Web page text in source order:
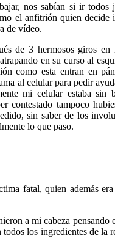
nos sabían si ir todos
el anfitrión quien decide
de vídeo.
de 3 hermosos giros
en su curso al
como esta entran en
al celular para pedir
mi celular estaba sin
contestado tampoco
sin saber de los
lo que paso.
fatal, quien además
a mi cabeza pensando
los ingredientes de la